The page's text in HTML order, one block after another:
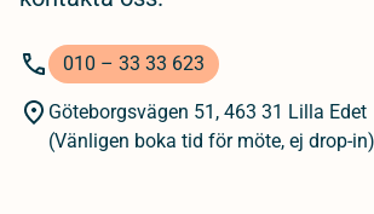
010 – 33 33 623
Göteborgsvägen 51, 463 31 Lilla Edet
(Vänligen boka tid för möte, ej drop-in)